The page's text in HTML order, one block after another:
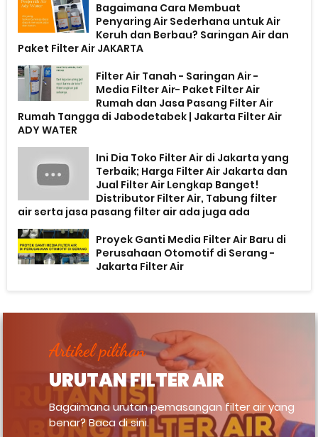
Bagaimana Cara Membuat
Penyaring Air Sederhana untuk Air
Keruh dan Berbau? Saringan Air dan
Paket Filter Air JAKARTA
Filter Air Tanah - Saringan Air -
Media Filter Air- Paket Filter Air
Rumah dan Jasa Pasang Filter Air
Rumah Tangga di Jabodetabek | Jakarta Filter Air
ADY WATER
Ini Dia Toko Filter Air di Jakarta yang
Terbaik; Harga Filter Air Jakarta dan
Jual Filter Air Lengkap Banget!
Distributor Filter Air, Tabung filter
air serta jasa pasang filter air ada juga ada
Proyek Ganti Media Filter Air Baru di
Perusahaan Otomotif di Serang -
Jakarta Filter Air
Artikel pilihan
URUTAN FILTER AIR
Bagaimana urutan pemasangan filter air yang
benar? Baca di sini.